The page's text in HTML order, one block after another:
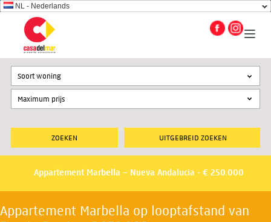
NL - Nederlands
UITGEBREID ZOEKEN
Soort woning
Appartement Marbella – Nueva Andalucia - € 250.000
Appartement Marbella op looptafstand van